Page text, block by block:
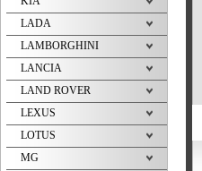
LADA
LAMBORGHINI
LANCIA
LAND ROVER
LEXUS
LOTUS
MG